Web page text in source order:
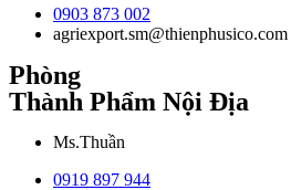
0903 873 002
agriexport.sm@thienphusico.com
Phòng
Thành Phẩm Nội Địa
Ms.Thuần
0919 897 944